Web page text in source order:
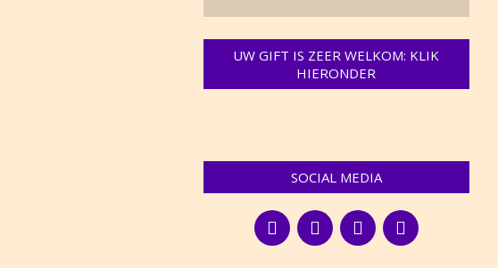
UW GIFT IS ZEER WELKOM: KLIK
HIERONDER
SOCIAL MEDIA